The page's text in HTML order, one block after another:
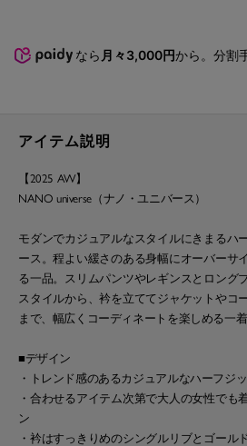
アイテム説明
【2025 AW】
NANO universe（ナノ・ユニバース）
モダンでカジュアルなスタイルにきまるハ
ース。程よい緩さのある身幅にオーバーサ
る一品。スリムパンツやレギンスとロング
スタイルから、衿を立ててジャケットやコ
まで、幅広くコーディネートを楽しめる一着
■デザイン
・トレンド感のあるカジュアルなハーフジ
・合わせるアイテム次第で大人の女性でも
ン
・衿はすっきりめのシングルリブとゴール
なら 月々3,000円から。分割